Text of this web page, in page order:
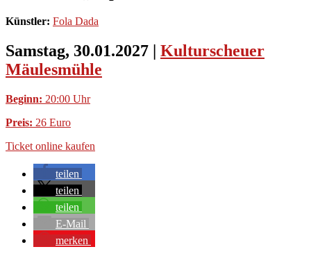
Künstler: Fola Dada
Samstag, 30.01.2027 | Kulturscheuer
Mäulesmühle
Beginn: 20:00 Uhr
Preis: 26 Euro
Ticket online kaufen
teilen
teilen
teilen
E-Mail
merken